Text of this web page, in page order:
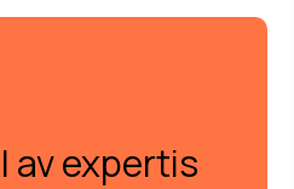
av expertis